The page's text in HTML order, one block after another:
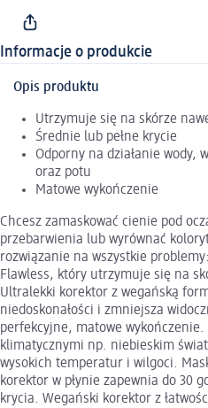
Informacje o produkcie
Opis produktu
Utrzymuje się na skórze
Średnie lub pełne krycie
Odporny na działanie wody,
oraz potu
Matowe wykończenie
Chcesz zamaskować cienie pod
przebarwienia lub wyrównać
rozwiązanie na wszystkie
Flawless, który utrzymuje się na
Ultralekki korektor z wegańską
niedoskonałości i zmniejsza
perfekcyjne, matowe
klimatycznymi np. niebieskim
wysokich temperatur i wilgoci.
korektor w płynie zapewnia do 30
krycia. Wegański korektor z